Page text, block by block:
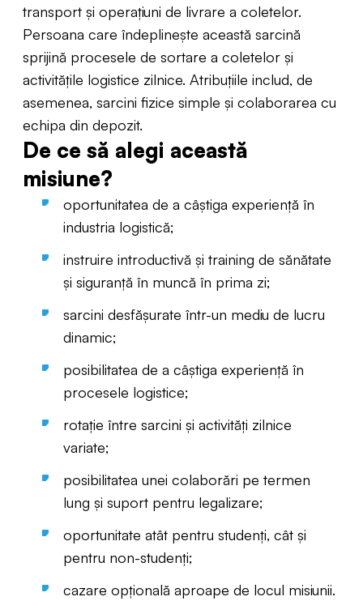
transport și operațiuni de livrare a coletelor.
Persoana care îndeplinește această sarcină
sprijină procesele de sortare a coletelor și
activitățile logistice zilnice. Atribuțiile includ, de
asemenea, sarcini fizice simple și colaborarea cu
echipa din depozit.
De ce să alegi această
misiune?
oportunitatea de a câștiga experiență în
industria logistică;
instruire introductivă și training de sănătate
și siguranță în muncă în prima zi;
sarcini desfășurate într-un mediu de lucru
dinamic;
posibilitatea de a câștiga experiență în
procesele logistice;
rotație între sarcini și activități zilnice
variate;
posibilitatea unei colaborări pe termen
lung și suport pentru legalizare;
oportunitate atât pentru studenți, cât și
pentru non-studenți;
cazare opțională aproape de locul misiunii.